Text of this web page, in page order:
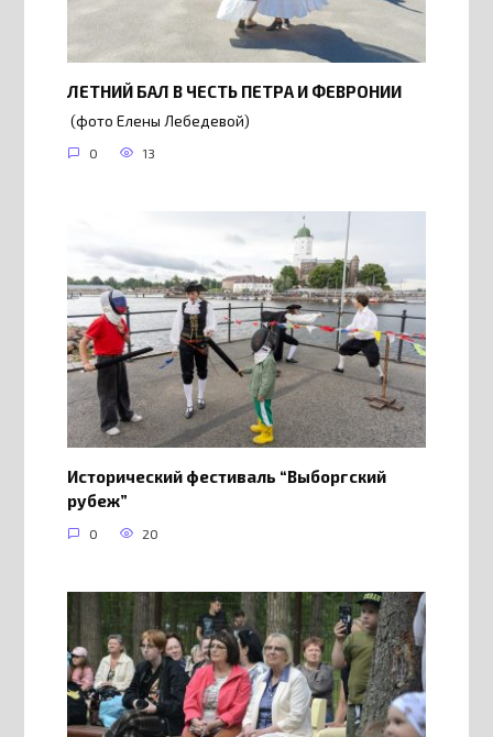
ЛЕТНИЙ БАЛ В ЧЕСТЬ ПЕТРА И ФЕВРОНИИ
(фото Елены Лебедевой)
0 13
Исторический фестиваль “Выборгский
рубеж”
0 20